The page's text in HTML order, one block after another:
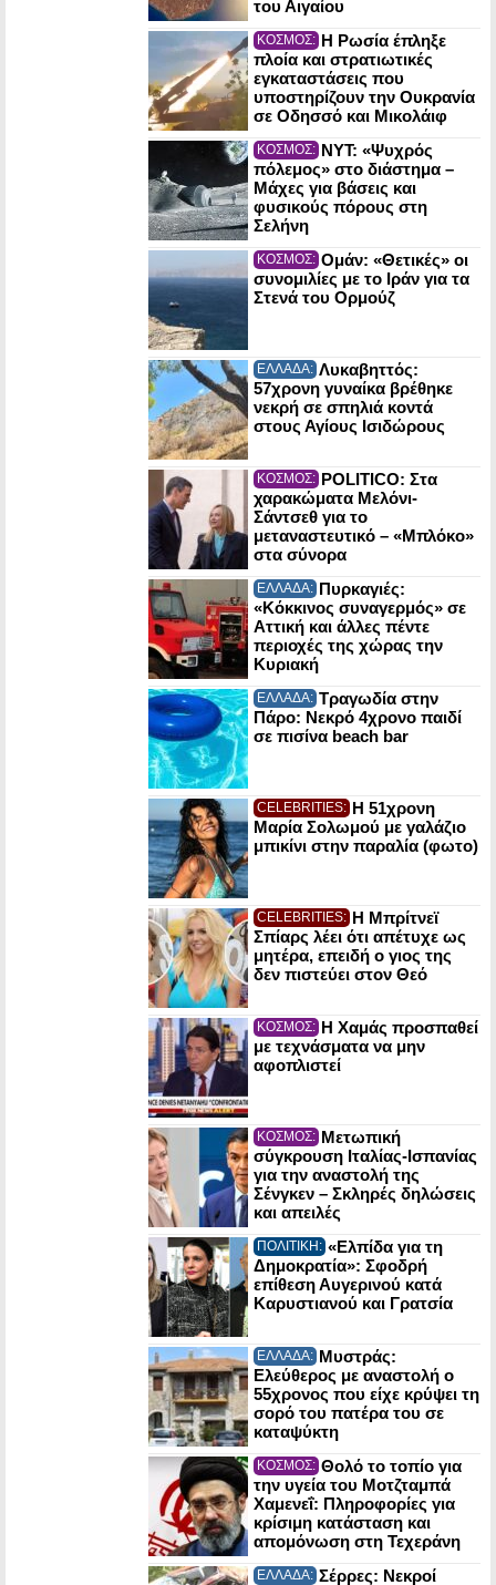
του Αιγαίου
ΚΟΣΜΟΣ: Η Ρωσία έπληξε
πλοία και στρατιωτικές
εγκαταστάσεις που
υποστηρίζουν την Ουκρανία
σε Οδησσό και Μικολάιφ
ΚΟΣΜΟΣ: NYT: «Ψυχρός
πόλεμος» στο διάστημα –
Μάχες για βάσεις και
φυσικούς πόρους στη
Σελήνη
ΚΟΣΜΟΣ: Ομάν: «Θετικές» οι
συνομιλίες με το Ιράν για τα
Στενά του Ορμούζ
ΕΛΛΑΔΑ: Λυκαβηττός:
57χρονη γυναίκα βρέθηκε
νεκρή σε σπηλιά κοντά
στους Αγίους Ισιδώρους
ΚΟΣΜΟΣ: POLITICO: Στα
χαρακώματα Μελόνι-
Σάντσεθ για το
μεταναστευτικό – «Μπλόκο»
στα σύνορα
ΕΛΛΑΔΑ: Πυρκαγιές:
«Κόκκινος συναγερμός» σε
Αττική και άλλες πέντε
περιοχές της χώρας την
Κυριακή
ΕΛΛΑΔΑ: Τραγωδία στην
Πάρο: Νεκρό 4χρονο παιδί
σε πισίνα beach bar
CELEBRITIES: Η 51χρονη
Μαρία Σολωμού με γαλάζιο
μπικίνι στην παραλία (φωτο)
CELEBRITIES: Η Μπρίτνεϊ
Σπίαρς λέει ότι απέτυχε ως
μητέρα, επειδή ο γιος της
δεν πιστεύει στον Θεό
ΚΟΣΜΟΣ: Η Χαμάς προσπαθεί
με τεχνάσματα να μην
αφοπλιστεί
ΚΟΣΜΟΣ: Μετωπική
σύγκρουση Ιταλίας-Ισπανίας
για την αναστολή της
Σένγκεν – Σκληρές δηλώσεις
και απειλές
ΠΟΛΙΤΙΚΗ: «Ελπίδα για τη
Δημοκρατία»: Σφοδρή
επίθεση Αυγερινού κατά
Καρυστιανού και Γρατσία
ΕΛΛΑΔΑ: Μυστράς:
Ελεύθερος με αναστολή ο
55χρονος που είχε κρύψει τη
σορό του πατέρα του σε
καταψύκτη
ΚΟΣΜΟΣ: Θολό το τοπίο για
την υγεία του Μοτζταμπά
Χαμενεΐ: Πληροφορίες για
κρίσιμη κατάσταση και
απομόνωση στη Τεχεράνη
ΕΛΛΑΔΑ: Σέρρες: Νεκροί